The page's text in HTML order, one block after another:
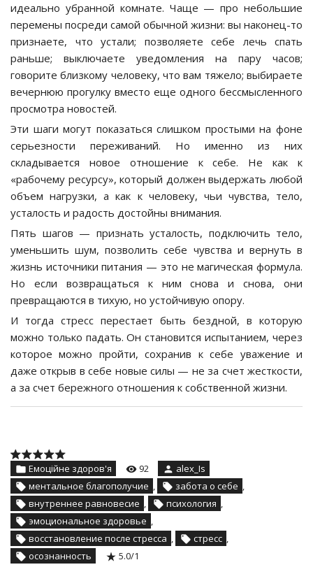
идеально убранной комнате. Чаще — про небольшие
перемены посреди самой обычной жизни: вы наконец-то
признаете, что устали; позволяете себе лечь спать
раньше; выключаете уведомления на пару часов;
говорите близкому человеку, что вам тяжело; выбираете
вечернюю прогулку вместо еще одного бессмысленного
просмотра новостей.
Эти шаги могут показаться слишком простыми на фоне
серьезности переживаний. Но именно из них
складывается новое отношение к себе. Не как к
«рабочему ресурсу», который должен выдержать любой
объем нагрузки, а как к человеку, чьи чувства, тело,
усталость и радость достойны внимания.
Пять шагов — признать усталость, подключить тело,
уменьшить шум, позволить себе чувства и вернуть в
жизнь источники питания — это не магическая формула.
Но если возвращаться к ним снова и снова, они
превращаются в тихую, но устойчивую опору.
И тогда стресс перестает быть бездной, в которую
можно только падать. Он становится испытанием, через
которое можно пройти, сохранив к себе уважение и
даже открыв в себе новые силы — не за счет жесткости,
а за счет бережного отношения к собственной жизни.
Емоційне здоров'я 92
alex_Is
ментальное благополучие , забота о себе ,
внутреннее равновесие , психология ,
эмоциональное здоровье ,
восстановление после стресса , стресс ,
осознанность
5.0/1